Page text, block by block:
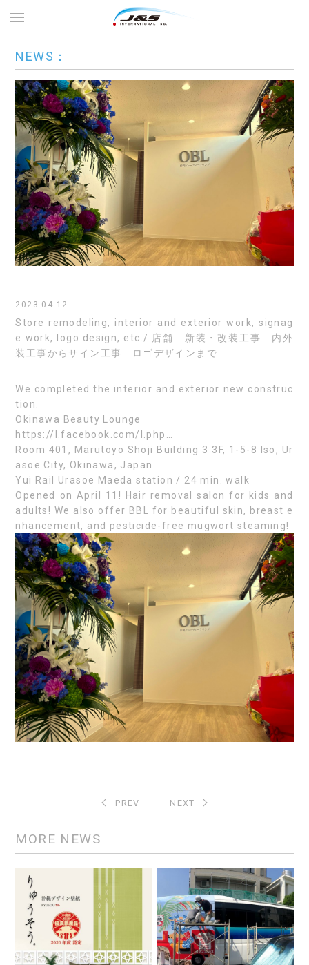
NEWS：
2023.04.12
Store remodeling, interior and exterior work, signag
e work, logo design, etc./ 店舗 新装・改装工事 内外
装工事からサイン工事 ロゴデザインまで
We completed the interior and exterior new construc
tion.
Okinawa Beauty Lounge
https://l.facebook.com/l.php…
Room 401, Marutoyo Shoji Building 3 3F, 1-5-8 Iso, Ur
asoe City, Okinawa, Japan
Yui Rail Urasoe Maeda station / 24 min. walk
Opened on April 11! Hair removal salon for kids and
adults! We also offer BBL for beautiful skin, breast e
nhancement, and pesticide-free mugwort steaming!
PREV NEXT
MORE NEWS